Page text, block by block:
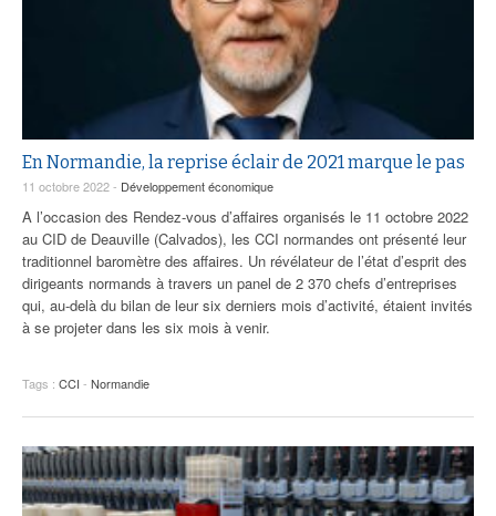
En Normandie, la reprise éclair de 2021 marque le pas
11 octobre 2022 - Développement économique
A l’occasion des Rendez-vous d’affaires organisés le 11 octobre 2022
au CID de Deauville (Calvados), les CCI normandes ont présenté leur
traditionnel baromètre des affaires. Un révélateur de l’état d’esprit des
dirigeants normands à travers un panel de 2 370 chefs d’entreprises
qui, au-delà du bilan de leur six derniers mois d’activité, étaient invités
à se projeter dans les six mois à venir.
Tags : CCI - Normandie